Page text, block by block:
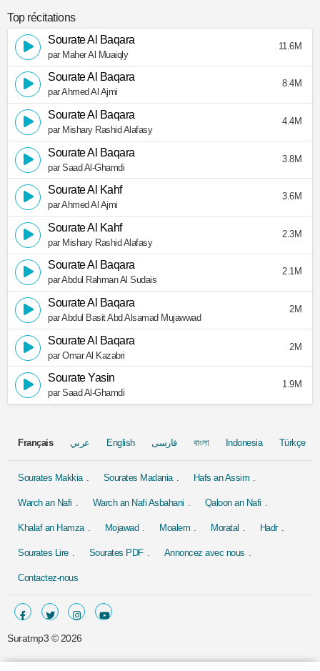
Top récitations
Sourate Al Baqara
par Maher Al Muaiqly
11.6M
Sourate Al Baqara
par Ahmed Al Ajmi
8.4M
Sourate Al Baqara
par Mishary Rashid Alafasy
4.4M
Sourate Al Baqara
par Saad Al-Ghamdi
3.8M
Sourate Al Kahf
par Ahmed Al Ajmi
3.6M
Sourate Al Kahf
par Mishary Rashid Alafasy
2.3M
Sourate Al Baqara
par Abdul Rahman Al Sudais
2.1M
Sourate Al Baqara
par Abdul Basit Abd Alsamad Mujawwad
2M
Sourate Al Baqara
par Omar Al Kazabri
2M
Sourate Yasin
par Saad Al-Ghamdi
1.9M
Français عربي English فارسی বাংলা Indonesia Türkçe
Sourates Makkia Sourates Madania Hafs an Assim
Warch an Nafi Warch an Nafi Asbahani Qaloon an Nafi
Khalaf an Hamza Mojawad Moalem Moratal Hadr
Sourates Lire Sourates PDF Annoncez avec nous
Contactez-nous
Suratmp3 © 2026